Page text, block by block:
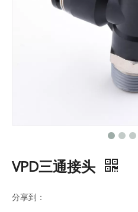
VPD三通接头
分享到：